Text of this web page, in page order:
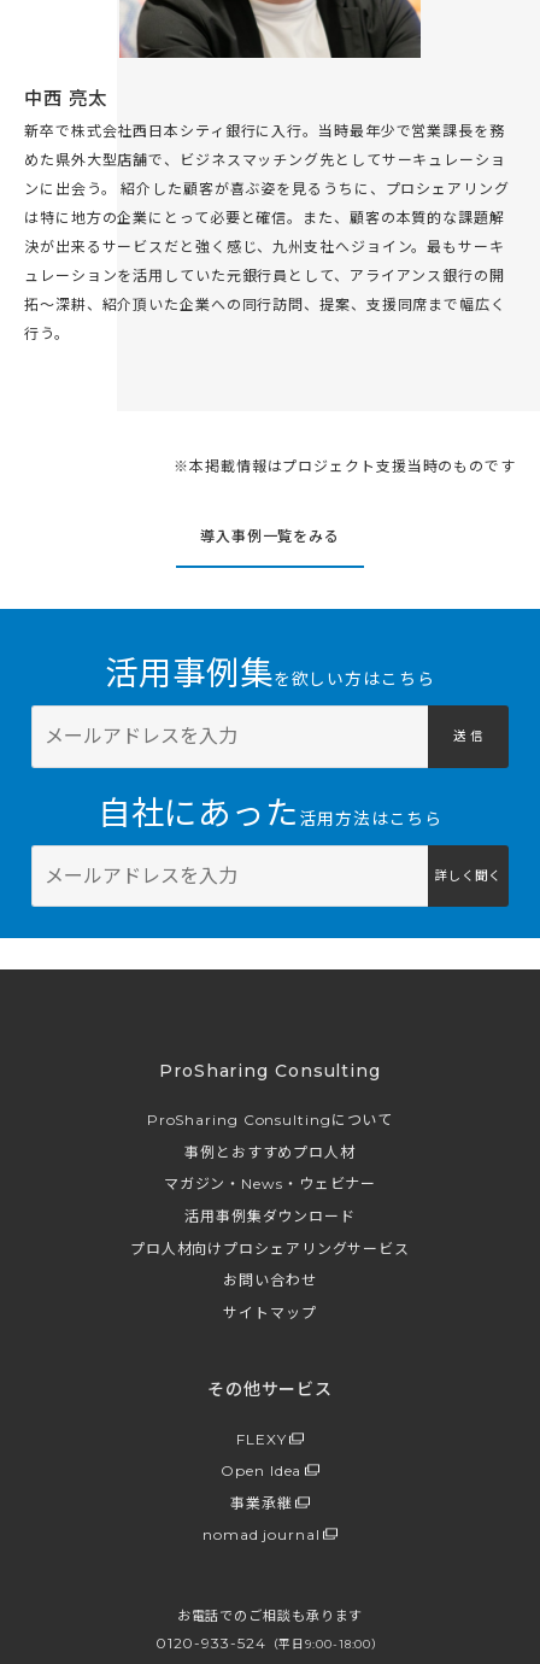
中西 亮太
新卒で株式会社西日本シティ銀行に入行。当時最年少で営業課長を務
めた県外大型店舗で、ビジネスマッチング先としてサーキュレーショ
ンに出会う。 紹介した顧客が喜ぶ姿を見るうちに、プロシェアリング
は特に地方の企業にとって必要と確信。また、顧客の本質的な課題解
決が出来るサービスだと強く感じ、九州支社へジョイン。最もサーキ
ュレーションを活用していた元銀行員として、アライアンス銀行の開
拓〜深耕、紹介頂いた企業への同行訪問、提案、支援同席まで幅広く
行う。
※本掲載情報はプロジェクト支援当時のものです
導入事例一覧をみる
活用事例集を欲しい方はこちら
送 信
自社にあった 活用方法はこちら
詳しく聞く
ProSharing Consulting
ProSharing Consultingについて
事例とおすすめプロ人材
マガジン・News・ウェビナー
活用事例集ダウンロード
プロ人材向けプロシェアリングサービス
お問い合わせ
サイトマップ
その他サービス
FLEXY
Open Idea
事業承継
nomad journal
お電話でのご相談も承ります
0120-933-524 （平日9:00-18:00）